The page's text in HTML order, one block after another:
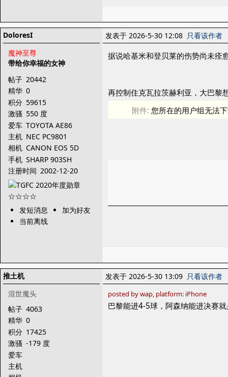
DoloresI
魔神至尊
带给你幸福的女神
帖子 20442
精华 0
积分 59615
激骚 550 度
爱车 TOYOTA AE86
主机 NEC PC9801
相机 CANON EOS 5D
Mark III
手机 SHARP 903SH
注册时间 2002-12-20
发短消息
加为好友
当前离线
发表于 2026-5-30 12:08 只看该作者
据说哈基米和登贝莱的伤势尚未痊
再控制住克瓦拉茨赫利亚，大巴黎
附件:您所在的用户组无法
推土机
混世魔头
帖子 4063
精华 0
积分 17425
激骚 -179 度
爱车
主机
发表于 2026-5-30 13:09 只看该作者
posted by wap, platform: iPhone
巴黎能进4-5球，阿森纳能进决赛